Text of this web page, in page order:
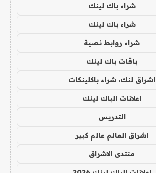
شراء باك لينك
شراء باك لينك
شراء روابط نصية
باقات باك لينك
اشراق لنك، شراء باكلينكات
اعلانات الباك لينك
التدريس
اشراق العالم عالم كبير
منتدى الاشراق